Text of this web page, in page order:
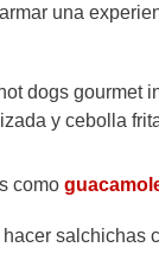
una
dogs gourmet
y cebolla
como
salchichas